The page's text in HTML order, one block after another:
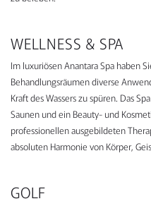
WELLNESS & SPA
Im luxuriösen Anantara Spa haben
Behandlungsräumen diverse
Kraft des Wassers zu spüren. Das
Saunen und ein Beauty- und
professionellen ausgebildeten
absoluten Harmonie von Körper,
GOLF